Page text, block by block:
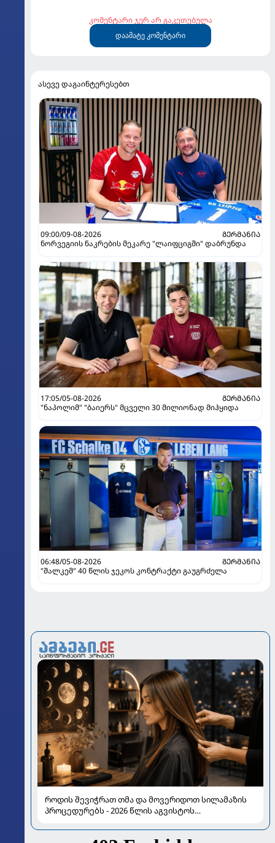
კომენტარი ჯერ არ გაკეთებულა
დაამატე კომენტარი
ასევე დაგაინტერესებთ
09:00/09-08-2026
ᲒᲔᲠᲛᲐᲜᲘᲐ
ნორვეგიის ნაკრების მეკარე "ლაიფციგში" დაბრუნდა
17:05/05-08-2026
ᲒᲔᲠᲛᲐᲜᲘᲐ
"ნაპოლიმ" "ბაიერს" მცველი 30 მილიონად მიჰყიდა
06:48/05-08-2026
ᲒᲔᲠᲛᲐᲜᲘᲐ
"შალკემ" 40 წლის ჯეკოს კონტრაქტი გაუგრძელა
როდის შევიჭრათ თმა და მოვერიდოთ სილამაზის
პროცედურებს - 2026 წლის აგვისტოს